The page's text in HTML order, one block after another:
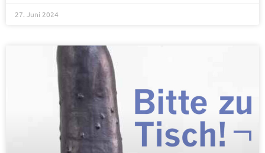
27. Juni 2024